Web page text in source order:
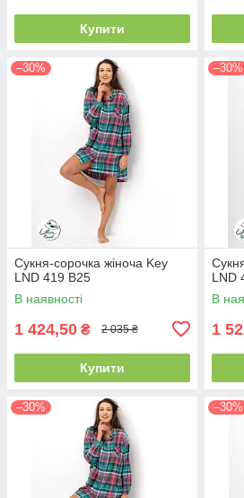
Купити
–30%
Сукня-сорочка жіноча Key
LND 419 B25
В наявності
1 424,50 ₴ 2 035 ₴
Купити
–30%
LND
В
1
–30% –30%